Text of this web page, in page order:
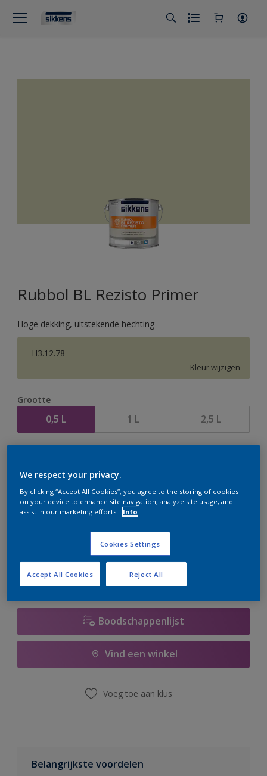
Rubbol BL Rezisto Primer
Hoge dekking, uitstekende hechting
H3.12.78
Kleur wijzigen
Grootte
0,5 L 1 L 2,5 L
Op dit moment is het niet mogelijk dit product online
te bestellen. Houd de website in de gaten, we werken
er hard aan om de voorraad aan te vullen.
Boodschappenlijst
Vind een winkel
Voeg toe aan klus
Belangrijkste voordelen
We respect your privacy.
By clicking “Accept All Cookies”, you agree to the storing of cookies
on your device to enhance site navigation, analyze site usage, and
assist in our marketing efforts.
Info
Cookies Settings
Reject All
Accept All Cookies